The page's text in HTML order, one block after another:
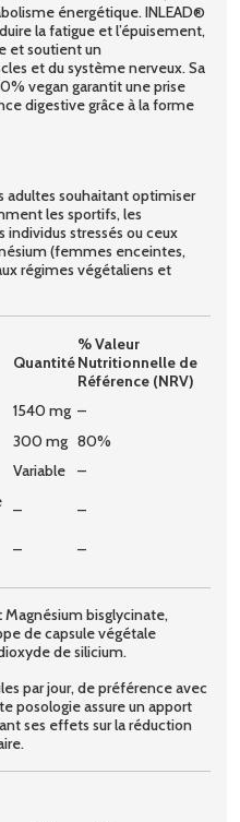
énergétique. INLEAD®
la fatigue et l’épuisement,
et soutient un
et du système nerveux. Sa
vegan garantit une prise
digestive grâce à la forme
adultes souhaitant optimiser
les sportifs, les
individus stressés ou ceux
(femmes enceintes,
régimes végétaliens et
Quantité
% Valeur
Nutritionnelle de
Référence (NRV)
1540 mg –
300 mg 80%
Variable
–
–
–
– –
Magnésium bisglycinate,
de capsule végétale
de silicium.
par jour, de préférence avec
posologie assure un apport
ses effets sur la réduction